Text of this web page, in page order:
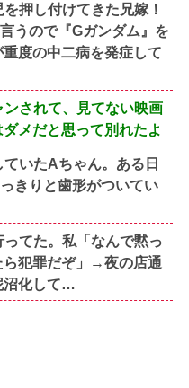
押し付けてきた兄嫁！
うので『Gガンダム』を
度の中二病を発症して
されて、見てない映画
メだと思って別れたよ
いたAちゃん。ある日
きりと歯形がついてい
てた。私「なんで黙っ
ら犯罪だぞ」→夜の店通
沼化して…